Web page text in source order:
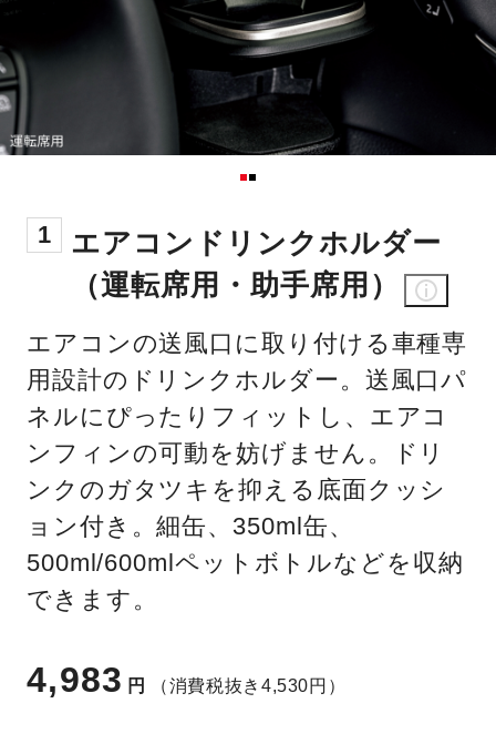
1
エアコンドリンクホルダー
（運転席用・助手席用）
エアコンの送風口に取り付ける車種専
用設計のドリンクホルダー。送風口パ
ネルにぴったりフィットし、エアコ
ンフィンの可動を妨げません。ドリ
ンクのガタツキを抑える底面クッシ
ョン付き。細缶、350ml缶、
500ml/600mlペットボトルなどを収納
できます。
4,983 円 （消費税抜き4,530円）